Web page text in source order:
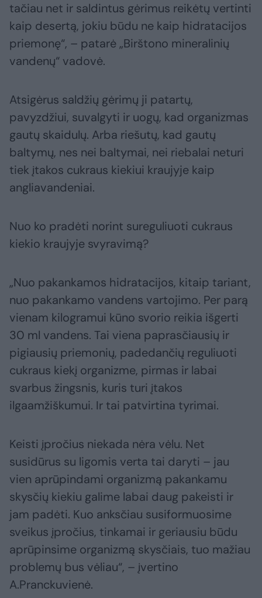
tačiau net ir saldintus gėrimus reikėtų vertinti
kaip desertą, jokiu būdu ne kaip hidratacijos
priemonę“, – patarė „Birštono mineralinių
vandenų“ vadovė.
Atsigėrus saldžių gėrimų ji patartų,
pavyzdžiui, suvalgyti ir uogų, kad organizmas
gautų skaidulų. Arba riešutų, kad gautų
baltymų, nes nei baltymai, nei riebalai neturi
tiek įtakos cukraus kiekiui kraujyje kaip
angliavandeniai.
Nuo ko pradėti norint sureguliuoti cukraus
kiekio kraujyje svyravimą?
„Nuo pakankamos hidratacijos, kitaip tariant,
nuo pakankamo vandens vartojimo. Per parą
vienam kilogramui kūno svorio reikia išgerti
30 ml vandens. Tai viena paprasčiausių ir
pigiausių priemonių, padedančių reguliuoti
cukraus kiekį organizme, pirmas ir labai
svarbus žingsnis, kuris turi įtakos
ilgaamžiškumui. Ir tai patvirtina tyrimai.
Keisti įpročius niekada nėra vėlu. Net
susidūrus su ligomis verta tai daryti – jau
vien aprūpindami organizmą pakankamu
skysčių kiekiu galime labai daug pakeisti ir
jam padėti. Kuo anksčiau susiformuosime
sveikus įpročius, tinkamai ir geriausiu būdu
aprūpinsime organizmą skysčiais, tuo mažiau
problemų bus vėliau“, – įvertino
A.Pranckuvienė.